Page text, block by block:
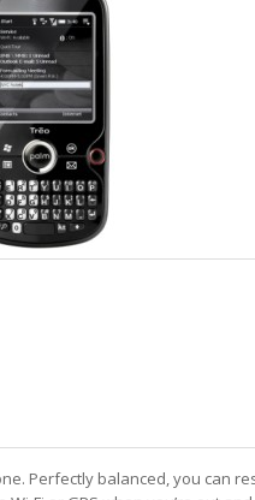
Perfectly balanced, you can